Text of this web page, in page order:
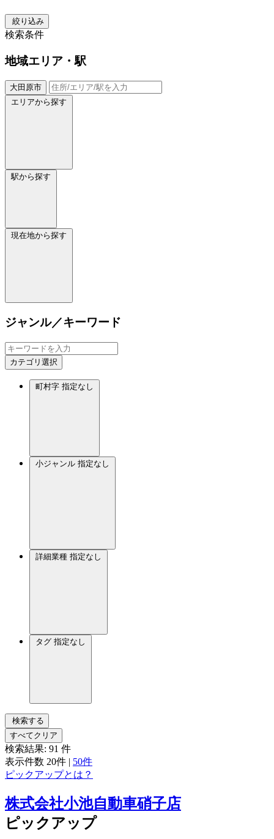
絞り込み
検索条件
地域エリア・駅
大田原市
エリアから探す
駅から探す
現在地から探す
ジャンル／キーワード
カテゴリ選択
町村字 指定なし
小ジャンル 指定なし
詳細業種 指定なし
タグ 指定なし
検索する
すべてクリア
検索結果: 91 件
表示件数 20件 | 50件
ピックアップとは？
株式会社小池自動車硝子店
ピックアップ